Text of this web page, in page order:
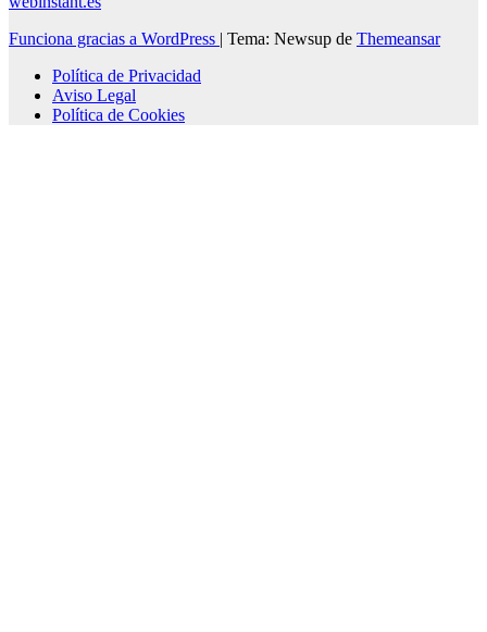
Funciona gracias a WordPress | Tema: Newsup de Themeansar
Política de Privacidad
Aviso Legal
Política de Cookies